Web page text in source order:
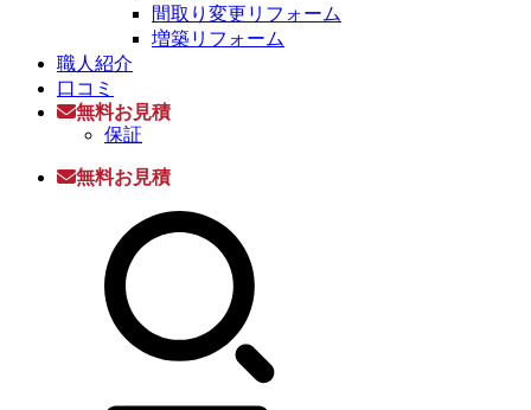
間取り変更リフォーム
増築リフォーム
職人紹介
口コミ
無料お見積
保証
無料お見積